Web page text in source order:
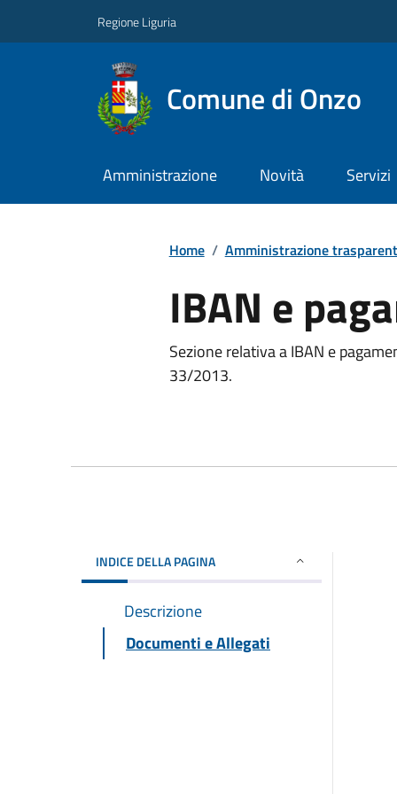
Regione Liguria
Comune di Onzo
Amministrazione Novità Servizi
Home / Amministrazione
IBAN e
Sezione relativa a IBAN e
33/2013.
INDICE DELLA PAGINA
Descrizione
Documenti e Allegati